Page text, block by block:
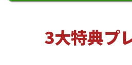
3大特典プ